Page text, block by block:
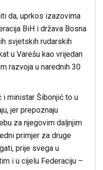
da, uprkos izazovima
BiH i država Bosna
svjetskih rudarskih
u Varešu kao vrijedan
razvoja u narednih 30
i ministar Šibonjić to u
jer prepoznaju
za njegovim daljnjim
primjer za druge
prije svega u
i u cijelu Federaciju –